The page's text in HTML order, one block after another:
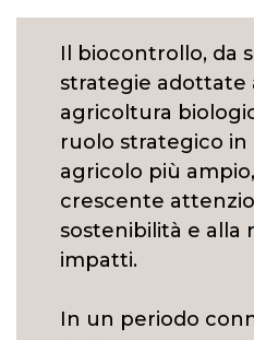
Il biocontrollo, da
strategie adottate
agricoltura
ruolo strategico
agricolo più
crescente
sostenibilità e alla
impatti.
In un periodo